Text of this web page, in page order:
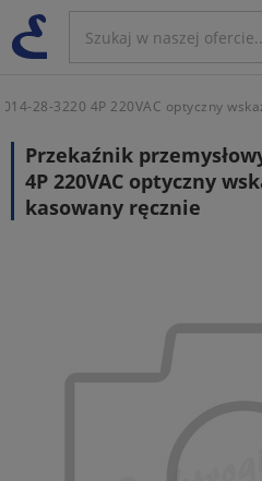
28-3220 4P 220VAC optyczny
Przekaźnik
4P 220VAC optyczny
kasowany ręcznie